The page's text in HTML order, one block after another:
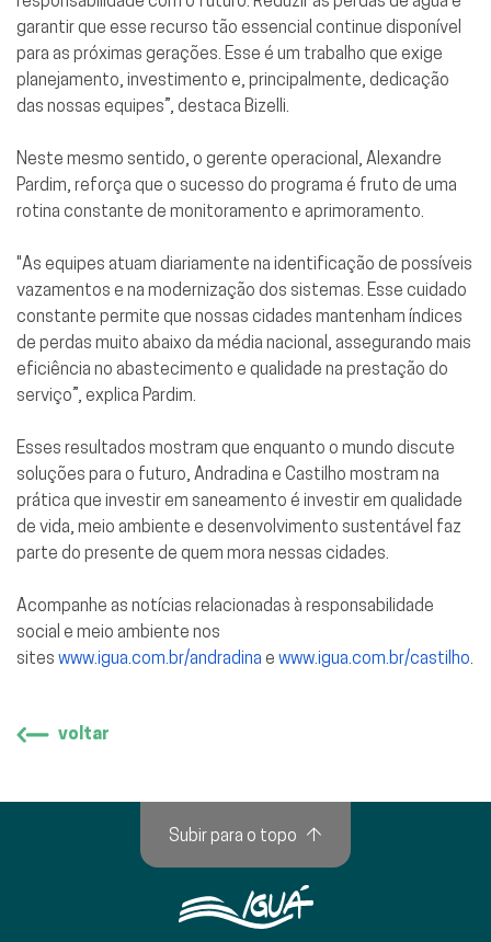
garantir que esse recurso tão essencial continue disponível
para as próximas gerações. Esse é um trabalho que exige
planejamento, investimento e, principalmente, dedicação
das nossas equipes”, destaca Bizelli.
Neste mesmo sentido, o gerente operacional, Alexandre
Pardim, reforça que o sucesso do programa é fruto de uma
rotina constante de monitoramento e aprimoramento.
"As equipes atuam diariamente na identificação de possíveis
vazamentos e na modernização dos sistemas. Esse cuidado
constante permite que nossas cidades mantenham índices
de perdas muito abaixo da média nacional, assegurando mais
eficiência no abastecimento e qualidade na prestação do
serviço”, explica Pardim.
Esses resultados mostram que enquanto o mundo discute
soluções para o futuro, Andradina e Castilho mostram na
prática que investir em saneamento é investir em qualidade
de vida, meio ambiente e desenvolvimento sustentável faz
parte do presente de quem mora nessas cidades.
Acompanhe as notícias relacionadas à responsabilidade
social e meio ambiente nos
sites www.igua.com.br/andradina e www.igua.com.br/castilho
voltar
Subir para o topo ↑